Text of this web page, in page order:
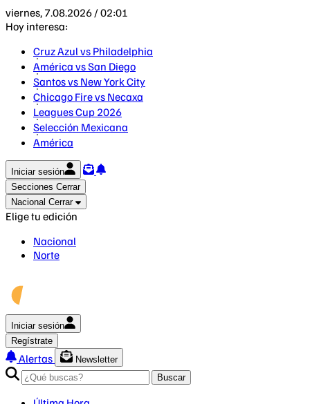
viernes, 7.08.2026 / 02:01
Hoy interesa:
Cruz Azul vs Philadelphia
América vs San Diego
Santos vs New York City
Chicago Fire vs Necaxa
Leagues Cup 2026
Selección Mexicana
América
Iniciar sesión
Secciones Cerrar
Nacional Cerrar
Elige tu edición
Nacional
Norte
Iniciar sesión
Regístrate
Alertas
Newsletter
Buscar